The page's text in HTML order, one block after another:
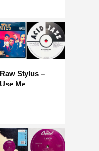
Raw Stylus –
Use Me